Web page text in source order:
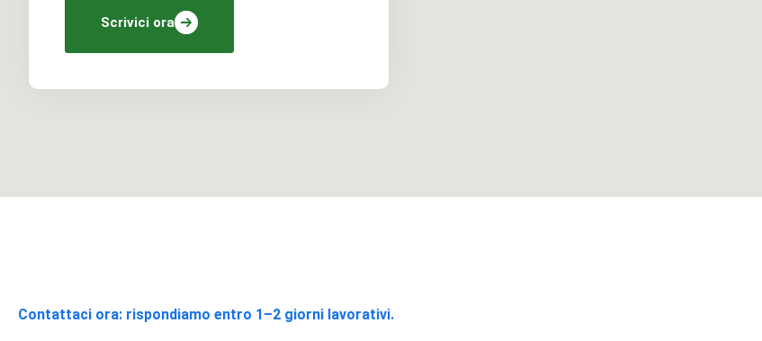
Scrivici ora
Contattaci ora: rispondiamo entro 1–2 giorni lavorativi.